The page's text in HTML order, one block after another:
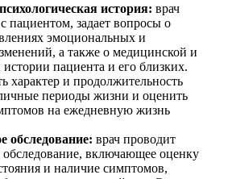
история: врач
пациентом, задает вопросы о
эмоциональных и
а также о медицинской и
истории пациента и его близких.
характер и продолжительность
периоды жизни и оценить
на ежедневную жизнь
обследование: врач проводит
обследование, включающее оценку
и наличие симптомов,